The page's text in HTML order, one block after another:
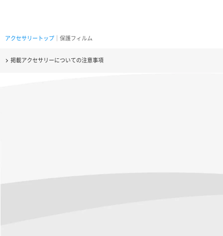
アクセサリートップ ｜保護フィルム
掲載アクセサリーについての注意事項